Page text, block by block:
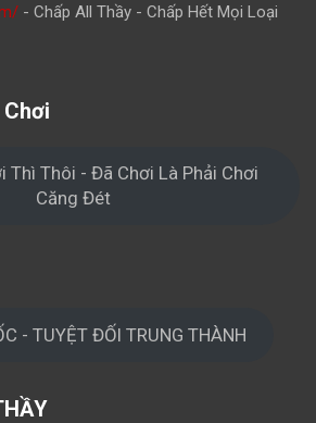
- Chấp All Thầy - Chấp Hết Mọi Loại
Thì Thôi - Đã Chơi Là Phải Chơi
Căng Đét
- TUYỆT ĐỐI TRUNG THÀNH